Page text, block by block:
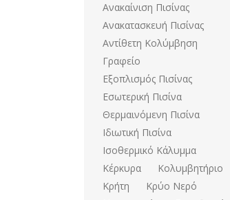
Ανακαίνιση Πισίνας
Ανακατασκευή Πισίνας
Αντίθετη Κολύμβηση
Γραφείο
Εξοπλισμός Πισίνας
Εσωτερική Πισίνα
Θερμαινόμενη Πισίνα
Ιδιωτική Πισίνα
Ισοθερμικό Κάλυμμα
Κέρκυρα
Κολυμβητήριο
Κρήτη
Κρύο Νερό